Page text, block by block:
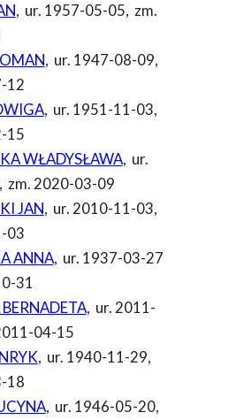
, ur. 1957-05-05, zm.
, ur. 1947-08-09,
12
, ur. 1951-11-03,
15
WŁADYSŁAWA, ur.
, zm. 2020-03-09
JAN, ur. 2010-11-03,
03
ANNA, ur. 1937-03-27
31
, ur. 2011-
04-15
, ur. 1940-11-29,
18
, ur. 1946-05-20,